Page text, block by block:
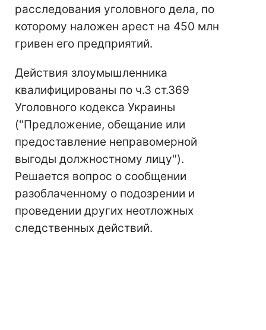
расследования уголовного дела, по
которому наложен арест на 450 млн
гривен его предприятий.
Действия злоумышленника
квалифицированы по ч.3 ст.369
Уголовного кодекса Украины
("Предложение, обещание или
предоставление неправомерной
выгоды должностному лицу").
Решается вопрос о сообщении
разоблаченному о подозрении и
проведении других неотложных
следственных действий.